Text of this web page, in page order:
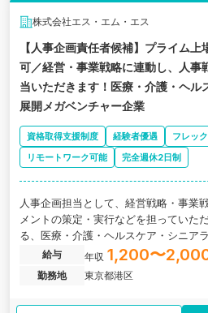
株式会社エス・エム・エス
【人事企画責任者候補】プライム
可／経営・事業戦略に連動し、人事
当いただきます！医療・介護・ヘ
展開メガベンチャー企業
資格取得支援制度 経験者優遇
フレッ
リモートワーク可能
完全週休2日制
人事企画担当として、経営戦略・事業
メントの策定・実行などを担っていた
る、医療・介護・ヘルスケア・シニア
スを展開するメガベンチャー企業の求人
給与 年収 1,200〜
勤務地
東京都港区